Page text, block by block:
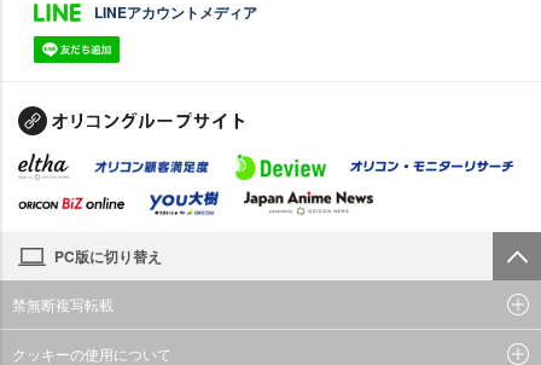
LINEアカウントメディア
PC版に切り替え
禁無断複写転載
クッキーの使用について